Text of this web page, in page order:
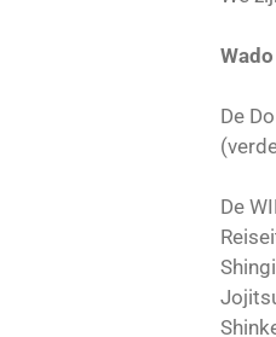
De
De